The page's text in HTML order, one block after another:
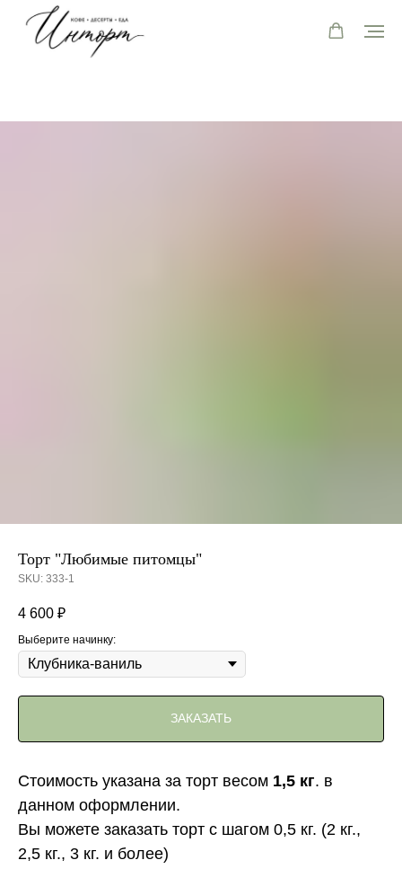
Торт "Любимые питомцы"
SKU: 333-1
4 600 ₽
Выберите начинку:
ЗАКАЗАТЬ
Стоимость указана за торт весом 1,5 кг. в
данном оформлении.
Вы можете заказать торт с шагом 0,5 кг. (2 кг.,
2,5 кг., 3 кг. и более)